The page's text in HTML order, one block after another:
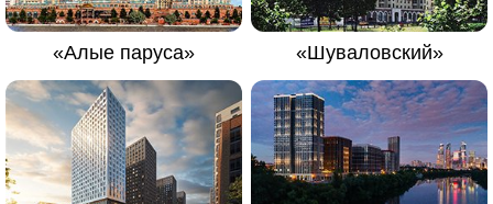
«Алые паруса» «Шуваловский»